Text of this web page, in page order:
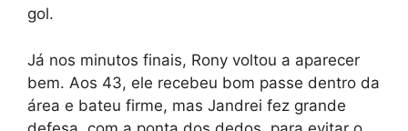
gol.
Já nos minutos finais, Rony voltou a aparecer
bem. Aos 43, ele recebeu bom passe dentro da
área e bateu firme, mas Jandrei fez grande